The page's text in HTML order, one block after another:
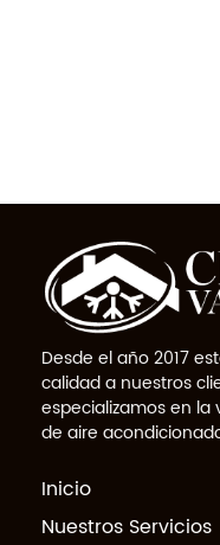
Desde el año 2017
calidad a nuestros
especializamos en
de aire
Inicio
Nuestros Servicios